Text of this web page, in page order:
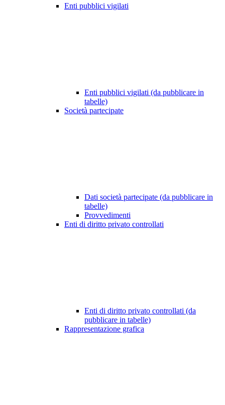
Enti pubblici vigilati
Enti pubblici vigilati (da pubblicare in
tabelle)
Società partecipate
Dati società partecipate (da pubblicare in
tabelle)
Provvedimenti
Enti di diritto privato controllati
Enti di diritto privato controllati (da
pubblicare in tabelle)
Rappresentazione grafica